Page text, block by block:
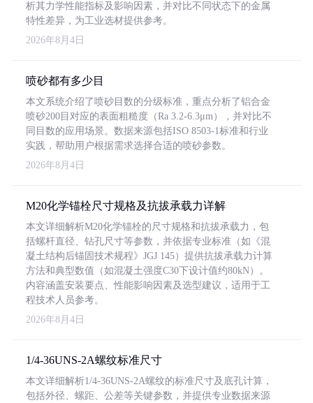
析其力学性能指标及影响因素，并对比不同状态下的金属
特性差异，为工业选材提供参考。
2026年8月4日
喷砂都有多少目
本文系统介绍了喷砂目数的分级标准，重点分析了铝合金
喷砂200目对应的表面粗糙度（Ra 3.2-6.3μm），并对比不
同目数的应用场景。数据来源包括ISO 8503-1标准和行业
实践，帮助用户根据需求选择合适的喷砂参数。
2026年8月4日
M20化学锚栓尺寸规格及抗拔承载力详解
本文详细解析M20化学锚栓的尺寸规格和抗拔承载力，包
括螺杆直径、钻孔尺寸等参数，并依据专业标准（如《混
凝土结构后锚固技术规程》JGJ 145）提供抗拔承载力计算
方法和典型数值（如混凝土强度C30下设计值约80kN）。
内容涵盖安装要点、性能影响因素及选型建议，适用于工
程技术人员参考。
2026年8月4日
1/4-36UNS-2A螺纹标准尺寸
本文详细解析1/4-36UNS-2A螺纹的标准尺寸及底孔计算，
包括外径、螺距、公差等关键参数，并提供专业数据来源